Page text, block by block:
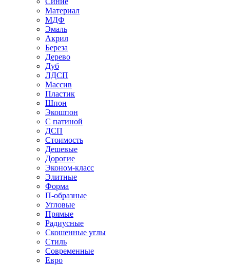
Материал
МДФ
Эмаль
Акрил
Береза
Дерево
Дуб
ЛДСП
Массив
Пластик
Шпон
Экошпон
С патиной
ДСП
Стоимость
Дешевые
Дорогие
Эконом-класс
Элитные
Форма
П-образные
Угловые
Прямые
Радиусные
Скошенные углы
Стиль
Современные
Евро